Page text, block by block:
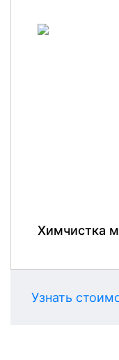
Химчистка
Узнать